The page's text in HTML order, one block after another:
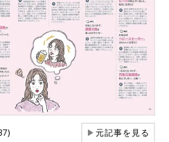
▶元記事を見る